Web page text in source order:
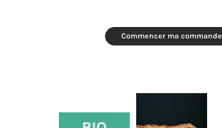
Commencer ma commande